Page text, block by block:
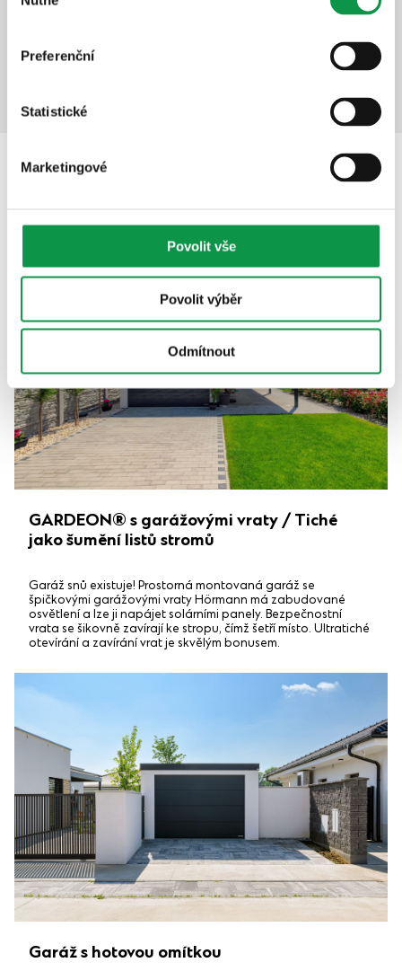
souhlasu
Preferenční
Statistické
Marketingové
Povolit vše
Povolit výběr
Odmítnout
Detail produktu
GARDEON® s garážovými vraty / Tiché
jako šumění listů stromů
Garáž snů existuje! Prostorná montovaná garáž se
špičkovými garážovými vraty Hörmann má zabudované
osvětlení a lze ji napájet solárními panely. Bezpečnostní
vrata se šikovně zavírají ke stropu, čímž šetří místo. Ultratiché
otevírání a zavírání vrat je skvělým bonusem.
Garáž s hotovou omítkou